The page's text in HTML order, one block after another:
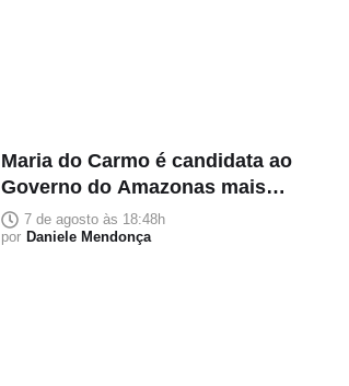
Maria do Carmo é candidata ao
Governo do Amazonas mais
rica e declara patrimônio de R$
118 milhões
7 de agosto às 18:48h
por Daniele Mendonça